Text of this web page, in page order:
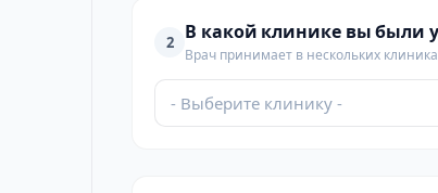
2 В какой клинике вы были
Врач принимает в нескольких
- Выберите клинику -